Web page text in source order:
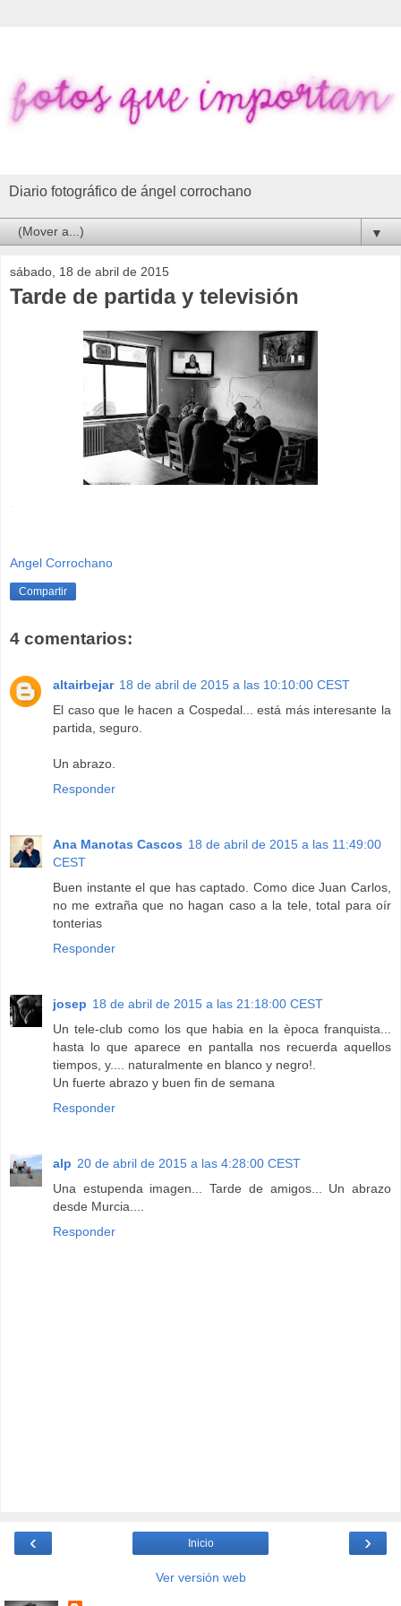
Diario fotográfico de ángel corrochano
▼
sábado, 18 de abril de 2015
Tarde de partida y televisión
Angel Corrochano
Compartir
4 comentarios:
altairbejar 18 de abril de 2015 a las 10:10:00 CEST
El caso que le hacen a Cospedal... está más interesante la
partida, seguro.
Un abrazo.
Responder
Ana Manotas Cascos 18 de abril de 2015 a las 11:49:00
CEST
Buen instante el que has captado. Como dice Juan Carlos,
no me extraña que no hagan caso a la tele, total para oír
tonterias
Responder
josep 18 de abril de 2015 a las 21:18:00 CEST
Un tele-club como los que habia en la època franquista...
hasta lo que aparece en pantalla nos recuerda aquellos
tiempos, y.... naturalmente en blanco y negro!.
Un fuerte abrazo y buen fin de semana
Responder
alp 20 de abril de 2015 a las 4:28:00 CEST
Una estupenda imagen... Tarde de amigos... Un abrazo
desde Murcia....
Responder
‹ ›
Inicio
Ver versión web